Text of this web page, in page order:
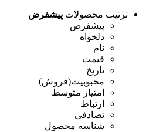
محصولاتپیشفرض
پیشفرض
دلخواه
قیمت
محبوبیت(فروش)
امتیاز متوسط
ارتباط
تصادفی
شناسه محصول